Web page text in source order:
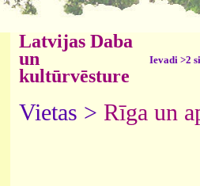
Latvijas Daba
un
kultūrvēsture
Ievadi >2
Vietas > Rīga un